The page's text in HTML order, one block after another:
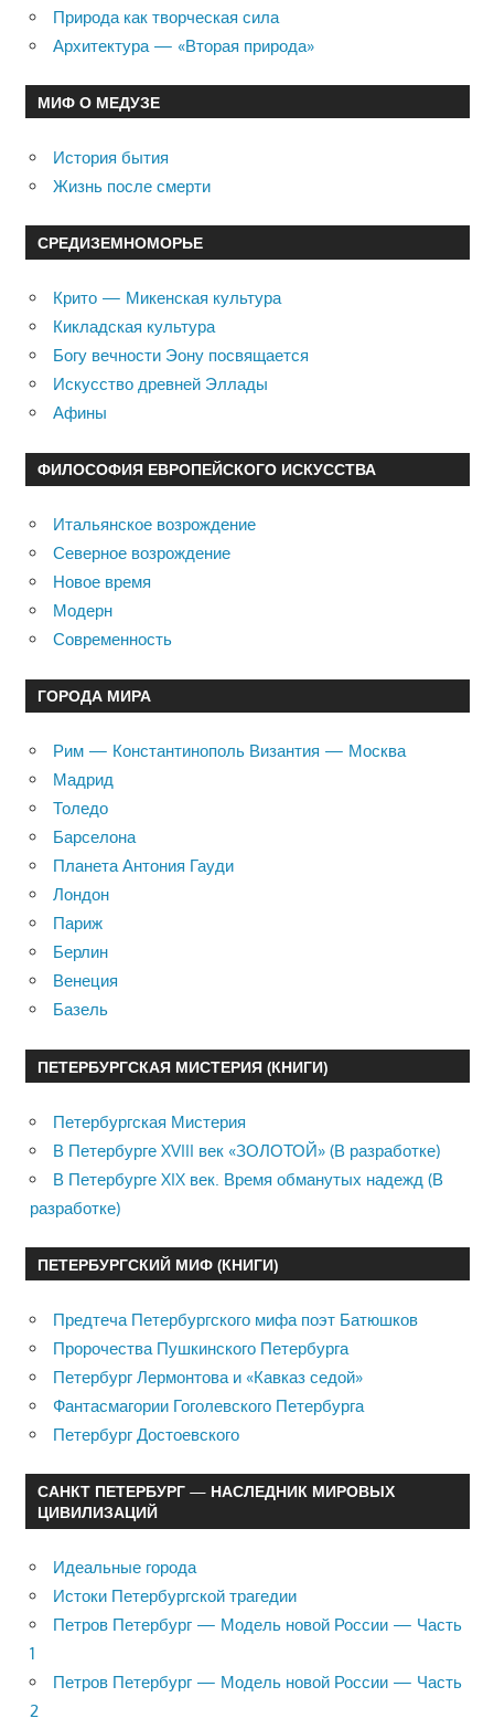
Природа как творческая сила
Архитектура — «Вторая природа»
МИФ О МЕДУЗЕ
История бытия
Жизнь после смерти
СРЕДИЗЕМНОМОРЬЕ
Крито — Микенская культура
Кикладская культура
Богу вечности Эону посвящается
Искусство древней Эллады
Афины
ФИЛОСОФИЯ ЕВРОПЕЙСКОГО ИСКУССТВА
Итальянское возрождение
Северное возрождение
Новое время
Модерн
Современность
ГОРОДА МИРА
Рим — Константинополь Византия — Москва
Мадрид
Толедо
Барселона
Планета Антония Гауди
Лондон
Париж
Берлин
Венеция
Базель
ПЕТЕРБУРГСКАЯ МИСТЕРИЯ (КНИГИ)
Петербургская Мистерия
В Петербурге XVIII век «ЗОЛОТОЙ» (В разработке)
В Петербурге XIX век. Время обманутых надежд (В
разработке)
ПЕТЕРБУРГСКИЙ МИФ (КНИГИ)
Предтеча Петербургского мифа поэт Батюшков
Пророчества Пушкинского Петербурга
Петербург Лермонтова и «Кавказ седой»
Фантасмагории Гоголевского Петербурга
Петербург Достоевского
САНКТ ПЕТЕРБУРГ — НАСЛЕДНИК МИРОВЫХ
ЦИВИЛИЗАЦИЙ
Идеальные города
Истоки Петербургской трагедии
Петров Петербург — Модель новой России — Часть
1
Петров Петербург — Модель новой России — Часть
2